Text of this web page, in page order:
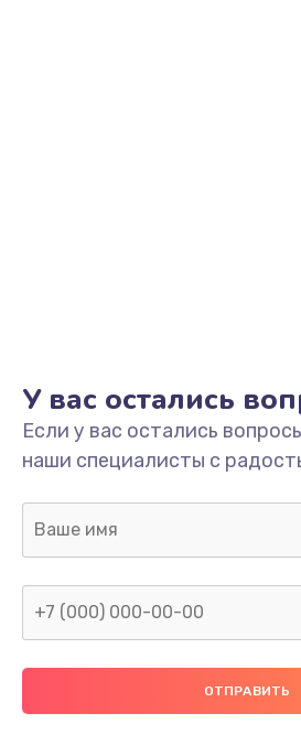
Замена системы
1645 руб.
Заказать
Замена
1095 руб.
У вас остались
Если у вас остались
наши специалисты с